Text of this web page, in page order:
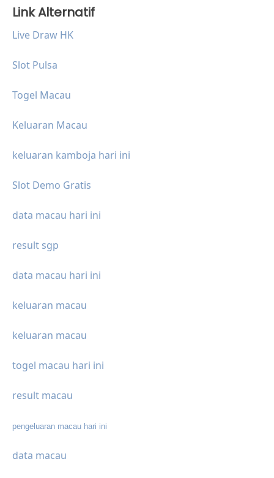
Link Alternatif
Live Draw HK
Slot Pulsa
Togel Macau
Keluaran Macau
keluaran kamboja hari ini
Slot Demo Gratis
data macau hari ini
result sgp
data macau hari ini
keluaran macau
keluaran macau
togel macau hari ini
result macau
pengeluaran macau hari ini
data macau